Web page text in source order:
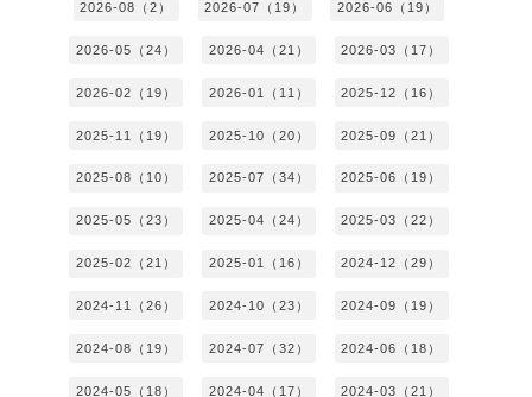
2026-08（2） 2026-07（19） 2026-06（19）
2026-05（24） 2026-04（21） 2026-03（17）
2026-02（19） 2026-01（11） 2025-12（16）
2025-11（19） 2025-10（20） 2025-09（21）
2025-08（10） 2025-07（34） 2025-06（19）
2025-05（23） 2025-04（24） 2025-03（22）
2025-02（21） 2025-01（16） 2024-12（29）
2024-11（26） 2024-10（23） 2024-09（19）
2024-08（19） 2024-07（32） 2024-06（18）
2024-05（18） 2024-04（17） 2024-03（21）